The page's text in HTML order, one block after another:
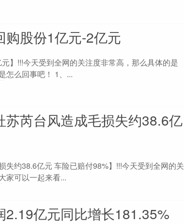
股份1亿元-2亿元
】!!!今天受到全网的关注度非常高，那么具体的是
怎么回事吧！ 1、...
芮台风造成毛损失约38.6亿
失约38.6亿元 车险已赔付98%】!!!今天受到全网的关
家可以一起来看...
亿元同比增长181.35%